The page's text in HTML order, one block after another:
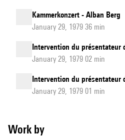
Kammerkonzert - Alban Berg
January 29, 1979 36 min
Intervention du présentateur
January 29, 1979 02 min
Intervention du présentateur
January 29, 1979 01 min
Work by